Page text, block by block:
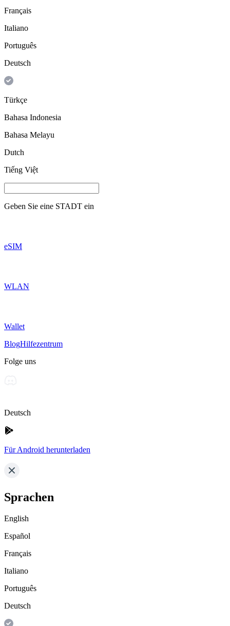
Français
Italiano
Português
Deutsch
Türkçe
Bahasa Indonesia
Bahasa Melayu
Dutch
Tiếng Việt
Geben Sie eine STADT ein
eSIM
WLAN
Wallet
BlogHilfezentrum
Folge uns
Deutsch
Für Android herunterladen
Sprachen
English
Español
Français
Italiano
Português
Deutsch